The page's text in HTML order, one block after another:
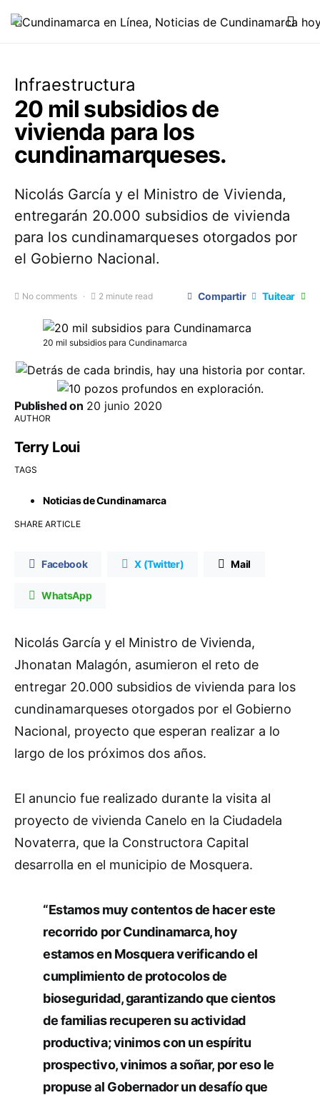
Infraestructura
20 mil subsidios de
vivienda para los
cundinamarqueses.
Nicolás García y el Ministro de Vivienda,
entregarán 20.000 subsidios de vivienda
para los cundinamarqueses otorgados por
el Gobierno Nacional.
No comments 2 minute read Compartir Tuitear
20 mil subsidios para Cundinamarca
Published on 20 junio 2020
AUTHOR
Terry Loui
TAGS
Noticias de Cundinamarca
SHARE ARTICLE
Facebook X (Twitter) Mail
WhatsApp
Nicolás García y el Ministro de Vivienda,
Jhonatan Malagón, asumieron el reto de
entregar 20.000 subsidios de vivienda para los
cundinamarqueses otorgados por el Gobierno
Nacional, proyecto que esperan realizar a lo
largo de los próximos dos años.
El anuncio fue realizado durante la visita al
proyecto de vivienda Canelo en la Ciudadela
Novaterra, que la Constructora Capital
desarrolla en el municipio de Mosquera.
“Estamos muy contentos de hacer este
recorrido por Cundinamarca, hoy
estamos en Mosquera verificando el
cumplimiento de protocolos de
bioseguridad, garantizando que cientos
de familias recuperen su actividad
productiva; vinimos con un espíritu
prospectivo, vinimos a soñar, por eso le
propuse al Gobernador un desafío que